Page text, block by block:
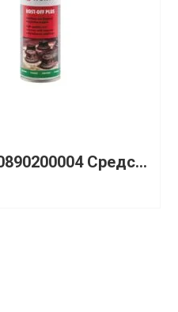
WURTH 0890200004 Средство для удаления ржавчины Rost-Off Plus I 400мл